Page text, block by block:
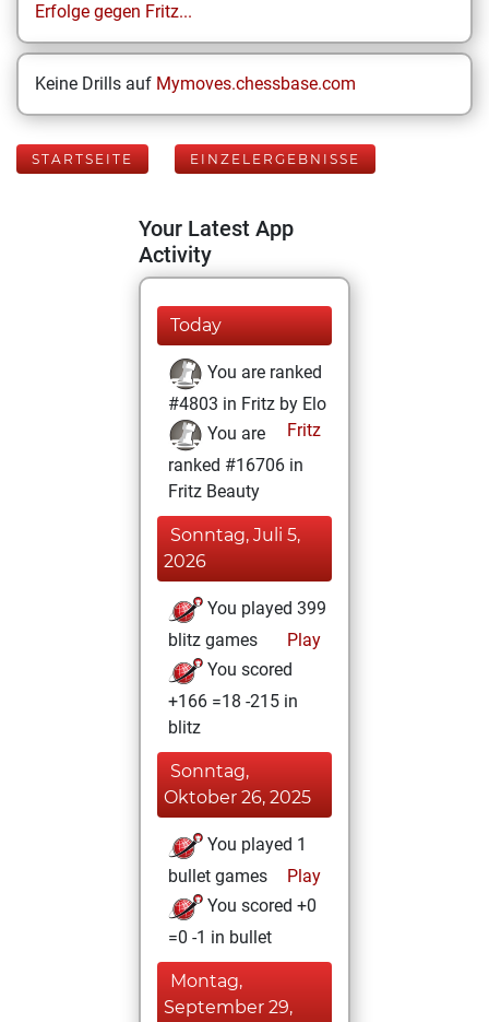
Erfolge gegen Fritz...
Keine Drills auf Mymoves.chessbase.com
STARTSEITE EINZELERGEBNISSE
Your Latest App
Activity
Today
You are ranked
#4803 in Fritz by Elo
Fritz
You are
ranked #16706 in
Fritz Beauty
Sonntag, Juli 5,
2026
You played 399
blitz games
Play
You scored
+166 =18 -215 in
blitz
Sonntag,
Oktober 26, 2025
You played 1
bullet games
Play
You scored +0
=0 -1 in bullet
Montag,
September 29,